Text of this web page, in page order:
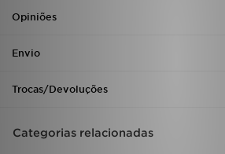
Opiniões
Envio
Trocas/Devoluções
Categorias relacionadas